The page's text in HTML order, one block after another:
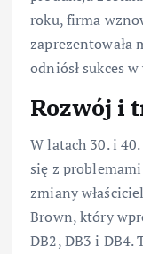
roku, firma
odniósł sukces
Rozwój i
W latach 30. i
się z
zmiany
Brown, który
DB2, DB3 i DB4.